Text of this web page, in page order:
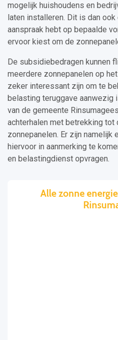
mogelijk huishoudens en
laten installeren. Dit is dan
aanspraak hebt op bepaalde
ervoor kiest om de
De subsidiebedragen kunnen
meerdere zonnepanelen op
zeker interessant zijn om te
belasting teruggave aanwezig
van de gemeente
achterhalen met betrekking
zonnepanelen. Er zijn namelijk
hiervoor in aanmerking te
en belastingdienst opvragen.
Alle zonne